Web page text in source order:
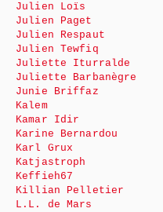
Julien Loïs
Julien Paget
Julien Respaut
Julien Tewfiq
Juliette Iturralde
Juliette Barbanègre
Junie Briffaz
Kalem
Kamar Idir
Karine Bernardou
Karl Grux
Katjastroph
Keffieh67
Killian Pelletier
L.L. de Mars